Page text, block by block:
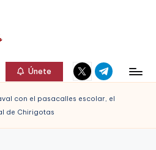
Únete
Elemento
del
Elemento
del
con el pasacalles escolar, el
de Chirigotas